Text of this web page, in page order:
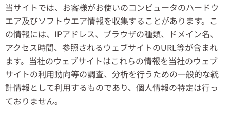
当サイトでは、お客様がお使いのコンピュータのハードウ
エア及びソフトウエア情報を収集することがあります。こ
の情報には、IPアドレス、ブラウザの種類、ドメイン名、
アクセス時間、参照されるウェブサイトのURL等が含まれ
ます。当社のウェブサイトはこれらの情報を当社のウェブ
サイトの利用動向等の調査、分析を行うための一般的な統
計情報として利用するものであり、個人情報の特定は行っ
ておりません。